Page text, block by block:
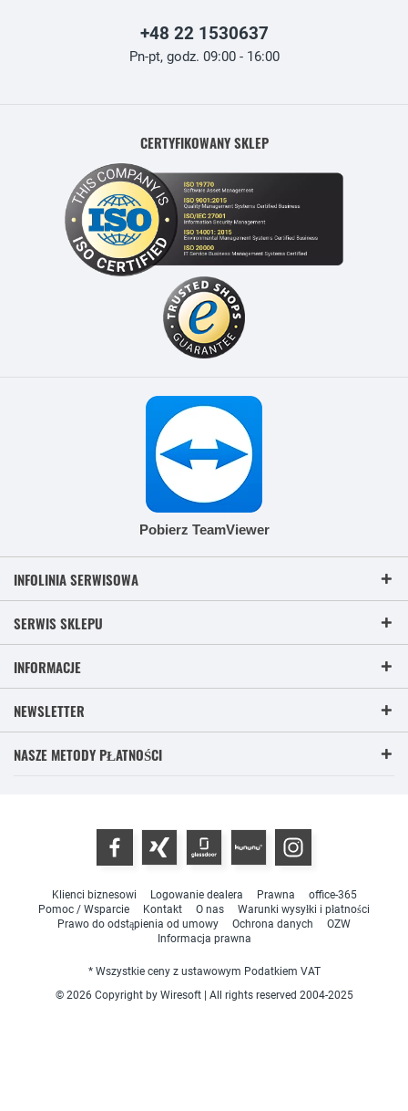
+48 22 1530637
Pn-pt, godz. 09:00 - 16:00
CERTYFIKOWANY SKLEP
Pobierz TeamViewer
INFOLINIA SERWISOWA
SERWIS SKLEPU
INFORMACJE
NEWSLETTER
NASZE METODY PŁATNOŚCI
Klienci biznesowi Logowanie dealera Prawna
office-365
Pomoc / Wsparcie
Kontakt O nas
Warunki wysyłki i płatności
Prawo do odstąpienia od umowy
Ochrona danych
OZW
Informacja prawna
* Wszystkie ceny z ustawowym Podatkiem VAT
© 2026 Copyright by Wiresoft | All rights reserved 2004-2025